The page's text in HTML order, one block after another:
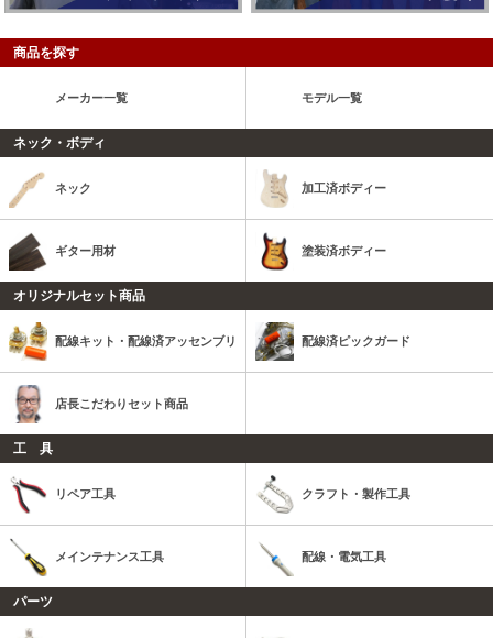
商品を探す
メーカー一覧 モデル一覧
ネック・ボディ
ネック 加工済ボディー
ギター用材 塗装済ボディー
オリジナルセット商品
配線キット・配線済アッセンブリ 配線済ピックガード
店長こだわりセット商品
工 具
リペア工具 クラフト・製作工具
メインテナンス工具 配線・電気工具
パーツ